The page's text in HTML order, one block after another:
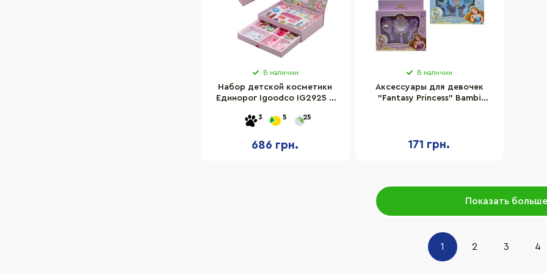
В наличии
Набор детской косметики
Единорог Igoodco IG2925 с
3 5 25
686 грн.
В наличии
Аксессуары для девочек
"Fantasy Princess" Bambi
171 грн.
Показать больше
1 2 3 4